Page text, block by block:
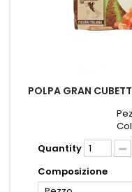
POLPA GRAN
Quantity
Composizione